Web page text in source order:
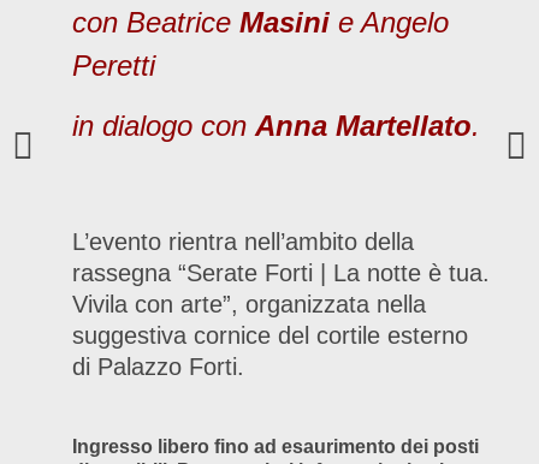
con Beatrice Masini e Angelo
Peretti
in dialogo con Anna Martellato.
L’evento rientra nell’ambito della
rassegna “Serate Forti | La notte è tua.
Vivila con arte”, organizzata nella
suggestiva cornice del cortile esterno
di Palazzo Forti.
Ingresso libero fino ad esaurimento dei posti